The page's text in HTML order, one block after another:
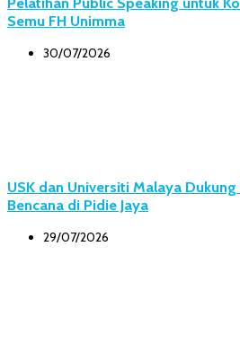
Semu FH Unimma
30/07/2026
USK dan Universiti Malaya
Bencana di Pidie Jaya
29/07/2026